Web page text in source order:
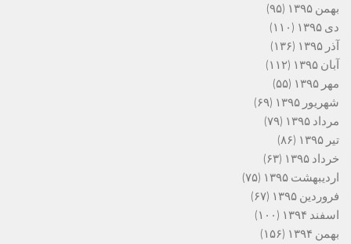
بهمن ۱۳۹۵
(۹۵)
دی ۱۳۹۵
(۱۱۰)
آذر ۱۳۹۵
(۱۳۶)
آبان ۱۳۹۵
(۱۱۲)
مهر ۱۳۹۵
(۵۵)
شهریور ۱۳۹۵
(۶۹)
مرداد ۱۳۹۵
(۷۹)
تیر ۱۳۹۵
(۸۶)
خرداد ۱۳۹۵
(۶۳)
اردیبهشت ۱۳۹۵
(۷۵)
فروردین ۱۳۹۵
(۶۷)
اسفند ۱۳۹۴
(۱۰۰)
بهمن ۱۳۹۴
(۱۵۶)